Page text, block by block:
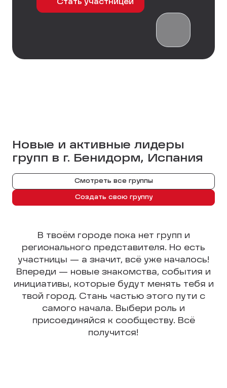
Стать участницей
Новые и активные лидеры
групп в г. Бенидорм, Испания
Смотреть все группы
Создать свою группу
В твоём городе пока нет групп и
регионального представителя. Но есть
участницы — а значит, всё уже началось!
Впереди — новые знакомства, события и
инициативы, которые будут менять тебя и
твой город. Стань частью этого пути с
самого начала. Выбери роль и
присоединяйся к сообществу. Всё
получится!